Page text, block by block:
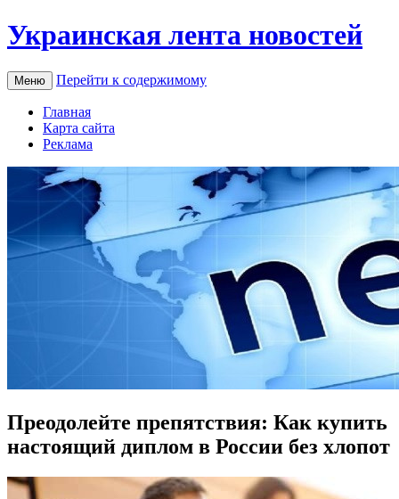
Украинская лента новостей
Меню Перейти к содержимому
Главная
Карта сайта
Реклама
Преодолейте препятствия: Как купить
настоящий диплом в России без хлопот